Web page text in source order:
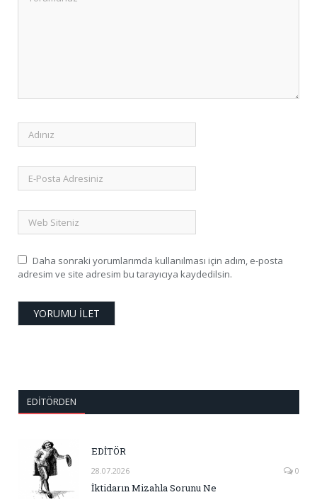
Daha sonraki yorumlarımda kullanılması için adım, e-posta
adresim ve site adresim bu tarayıcıya kaydedilsin.
EDITÖRDEN
EDİTÖR
28.07.2026 0
İktidarın Mizahla Sorunu Ne